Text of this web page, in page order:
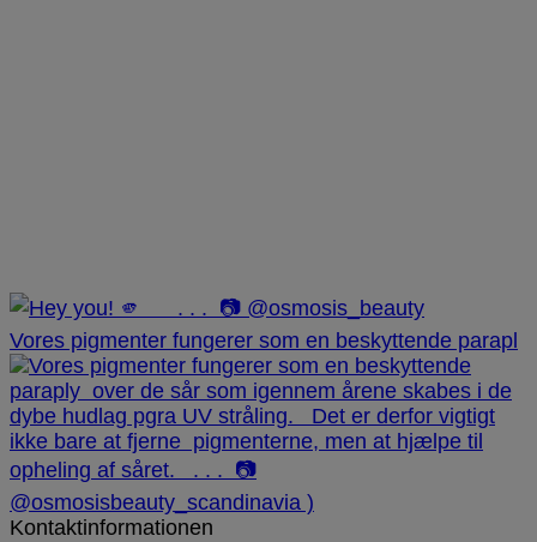
Vores pigmenter fungerer som en beskyttende parapl
Kontaktinformationen